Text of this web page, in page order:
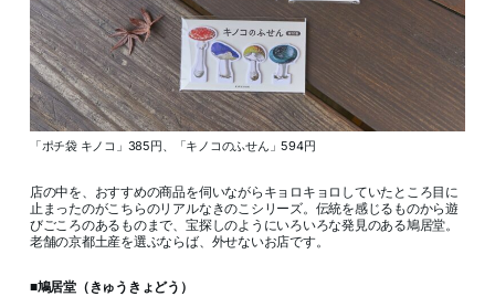
「ポチ袋 キノコ」385円、「キノコのふせん」594円
店の中を、おすすめの商品を伺いながらキョロキョロしていたところ目に
止まったのがこちらのリアルなきのこシリーズ。伝統を感じるものから遊
びごころのあるものまで、宝探しのようにいろいろな発見のある鳩居堂。
老舗の京都土産を選ぶならば、外せないお店です。
■鳩居堂（きゅうきょどう）